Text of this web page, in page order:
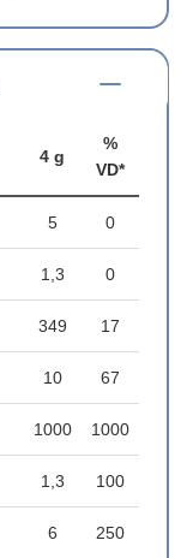
4 g
%
VD*
5 0
1,3 0
349 17
10 67
1000 1000
1,3 100
6 250